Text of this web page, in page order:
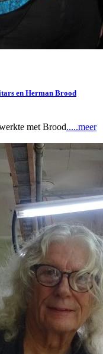
en Herman Brood
met Brood.....meer